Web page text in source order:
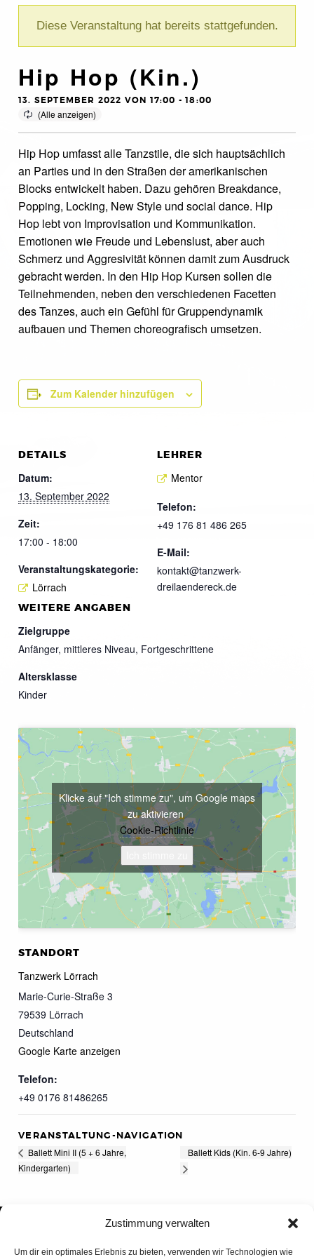
Zustimmung verwalten
Um dir ein optimales Erlebnis zu bieten, verwenden wir Technologien wie
Diese Veranstaltung hat bereits stattgefunden.
Hip Hop (Kin.)
13. SEPTEMBER 2022 VON 17:00 -18:00
Hip Hop umfasst alle Tanzstile, die sich hauptsächlich
an Parties und in den Straßen der amerikanischen
Blocks entwickelt haben. Dazu gehören Breakdance,
Popping, Locking, New Style und social dance. Hip
Hop lebt von Improvisation und Kommunikation.
Emotionen wie Freude und Lebenslust, aber auch
Schmerz und Aggresivität können damit zum Ausdruck
gebracht werden. In den Hip Hop Kursen sollen die
Teilnehmenden, neben den verschiedenen Facetten
des Tanzes, auch ein Gefühl für Gruppendynamik
aufbauen und Themen choreografisch umsetzen.
Zum Kalender hinzufügen
DETAILS
Datum:
13. September 2022
Zeit:
17:00 - 18:00
Veranstaltungskategorie:
Lörrach
LEHRER
Mentor
Telefon:
+49 176 81 486 265
E-Mail:
kontakt@tanzwerk-
dreilaendereck.de
WEITERE ANGABEN
Zielgruppe
Anfänger, mittleres Niveau, Fortgeschrittene
Altersklasse
Kinder
STANDORT
Tanzwerk Lörrach
Marie-Curie-Straße 3
79539 Lörrach
Deutschland
Google Karte anzeigen
Telefon:
+49 0176 81486265
Klicke auf "Ich stimme zu", um Google maps
zu aktivieren
Cookie-Richtlinie
VERANSTALTUNG-NAVIGATION
Ballett Mini II (5 + 6 Jahre,
Kindergarten)
Ballett Kids (Kin. 6-9 Jahre)